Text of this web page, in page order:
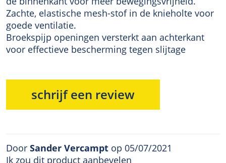
Zachte, elastische mesh-stof in de knieholte voor
goede ventilatie.
Broekspijp openingen versterkt aan achterkant
voor effectieve bescherming tegen slijtage
schrijf een review
Door Sander Vercampt op 05/07/2021
Ik zou dit product aanbevelen